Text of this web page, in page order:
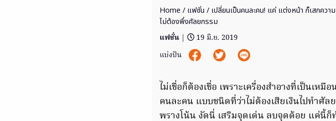
Home / แฟชั่น / เปลี่ยนเป็นคนละคน! แค่ แต่งหน้า ก็เสกควา
ไม่ต้องพึ่งศัลยกรรม
แฟชั่น |
19 มิ.ย. 2019
แบ่งปัน
ไม่เชื่อก็ต้องเชื่อ เพราะเครื่องสำอางที่เป็นเหมื
คนละคน แบบชนิดที่ว่าไม่ต้องเสียเงินไปทำศั
พรางโน้น งัดนี่ เสริมจุดเด่น ลบจุดด้อย แค่นี้